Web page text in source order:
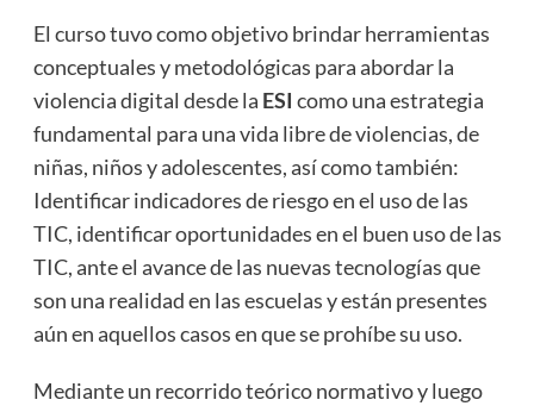
El curso tuvo como objetivo brindar herramientas
conceptuales y metodológicas para abordar la
violencia digital desde la ESI como una estrategia
fundamental para una vida libre de violencias, de
niñas, niños y adolescentes, así como también:
Identificar indicadores de riesgo en el uso de las
TIC, identificar oportunidades en el buen uso de las
TIC, ante el avance de las nuevas tecnologías que
son una realidad en las escuelas y están presentes
aún en aquellos casos en que se prohíbe su uso.
Mediante un recorrido teórico normativo y luego